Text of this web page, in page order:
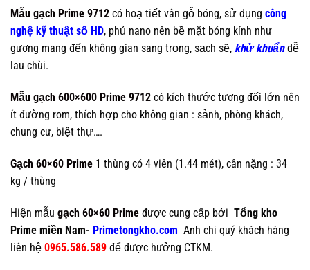
Mẫu gạch Prime 9712 có hoạ tiết vân gỗ bóng, sử dụng công
nghệ kỹ thuật số HD, phủ nano nên bề mặt bóng kính như
gương mang đến không gian sang trọng, sạch sẽ, khử khuẩn dễ
lau chùi.
Mẫu gạch 600×600 Prime 9712 có kích thước tương đối lớn nên
ít đường rom, thích hợp cho không gian : sảnh, phòng khách,
chung cư, biệt thự….
Gạch 60×60 Prime 1 thùng có 4 viên (1.44 mét), cân nặng : 34
kg / thùng
Hiện mẫu gạch 60×60 Prime được cung cấp bởi Tổng kho
Prime miền Nam- Primetongkho.com Anh chị quý khách hàng
liên hệ 0965.586.589 để được hưởng CTKM.